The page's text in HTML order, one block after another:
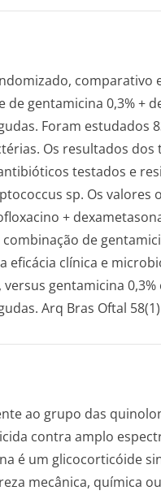
comparativo
gentamicina 0,3% +
Foram estudados
Os resultados dos
testados e
sp. Os valores
+
combinação de
eficácia clínica e
gentamicina
Arq Bras Oftal
ao grupo das
contra amplo
é um glicocorticóide
mecânica, química